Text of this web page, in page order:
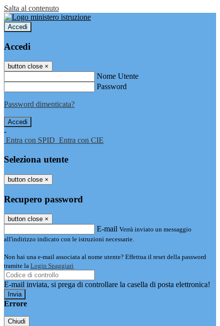
Salta al contenuto
Accedi
Accedi
button close ×
Nome Utente
Password
Password dimenticata?
-
Entra con SPID Entra con CIE
Seleziona utente
button close ×
Recupero password
button close ×
E-mail Verrà inviato un messaggio
all'indirizzo indicato con le istruzioni necessarie.
Non hai una e-mail associata al nome utente? Effettua il reset della password
tramite la Login Spaggiari
E-mail inviata, si prega di controllare la casella di posta elettronica!
Errore
Chiudi